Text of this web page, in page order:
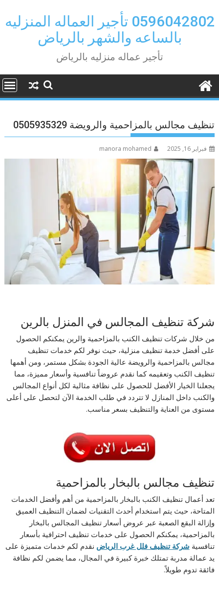
to
content
0596042802 تأجير العماله المنزليه
بالساعه والشهر بالرياض
تأجير عماله منزليه بالرياض
تنظيف مجالس بالمزاحمية والرويضة 0505935329
فبراير 16, 2025 manora mohamed
شركة تنظيف المجالس في المنزل بالرين
من خلال شركات تنظيف الكنب بالمزاحمية والرين يمكنكم الحصول
على أفضل خدمة تنظيف منزلية، حيث نوفر لكم خدمات تنظيف
مجالس بالمزاحمية والرويضة عالية الجودة بشكل مستمر، ومن أهمها
تنظيف الكنب وتعقيمه كما نقدم عروضاً تنافسية وأسعار مميزة، مما
يجعلنا الخيار الأفضل للحصول على نظافة مثالية لكل أنواع المجالس
والكنب داخل المنازل لا تتردد في طلب الخدمة الآن لتحصل على أعلى
مستوى من العناية والتنظيف بسعر مناسب.
تنظيف مجالس بالبخار بالمزاحمية
تعد أعمال تنظيف الكنب بالبخار بالمزاحمية من أهم وأفضل الخدمات
المتاحة، حيث يتم استخدام أحدث التقنيات لضمان التنظيف العميق
وإزالة البقع الصعبة عبر عروض أسعار تنظيف المجالس بالبخار
بالمزاحمية، يمكنكم الحصول على خدمات تنظيف احترافية بأسعار
تنافسية شركة تنظيف فلل غرب الرياض نقدم لكم خدمات متميزة على
يد عمالة مدربة تمتلك خبرة كبيرة في المجال، مما يضمن لكم نظافة
فائقة تدوم طويلاً.